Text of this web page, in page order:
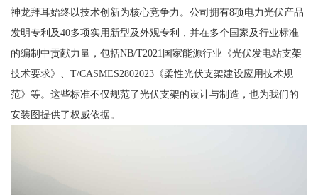
神龙拜耳始终以技术创新为核心竞争力。公司拥有8项电力光伏产品
发明专利及40多项实用新型及外观专利，并在多个国家及行业标准
的编制中贡献力量，包括NB/T2021国家能源行业《光伏发电站支架
技术要求》、T/CASMES2802023《柔性光伏支架建设应用技术规
范》等。这些标准不仅规范了光伏支架的设计与制造，也为我们的
安装图提供了权威依据。